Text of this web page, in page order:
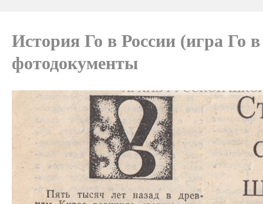
История Го в России (игра Го
фотодокументы